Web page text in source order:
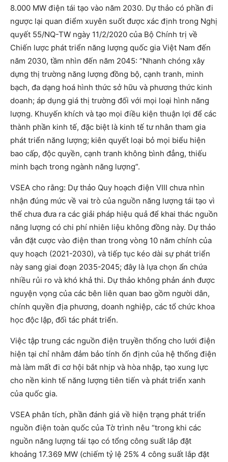
8.000 MW điện tái tạo vào năm 2030. Dự thảo có phần đi
ngược lại quan điểm xuyên suốt được xác định trong Nghị
quyết 55/NQ-TW ngày 11/2/2020 của Bộ Chính trị về
Chiến lược phát triển năng lượng quốc gia Việt Nam đến
năm 2030, tầm nhìn đến năm 2045: “Nhanh chóng xây
dựng thị trường năng lượng đồng bộ, cạnh tranh, minh
bạch, đa dạng hoá hình thức sở hữu và phương thức kinh
doanh; áp dụng giá thị trường đối với mọi loại hình năng
lượng. Khuyến khích và tạo mọi điều kiện thuận lợi để các
thành phần kinh tế, đặc biệt là kinh tế tư nhân tham gia
phát triển năng lượng; kiên quyết loại bỏ mọi biểu hiện
bao cấp, độc quyền, cạnh tranh không bình đẳng, thiếu
minh bạch trong ngành năng lượng”.
VSEA cho rằng: Dự thảo Quy hoạch điện VIII chưa nhìn
nhận đúng mức về vai trò của nguồn năng lượng tái tạo vì
thế chưa đưa ra các giải pháp hiệu quả để khai thác nguồn
năng lượng có chi phí nhiên liệu không đồng này. Dự thảo
vẫn đặt cược vào điện than trong vòng 10 năm chính của
quy hoạch (2021-2030), và tiếp tục kéo dài sự phát triển
này sang giai đoạn 2035-2045; đây là lựa chọn ẩn chứa
nhiều rủi ro và khó khả thi. Dự thảo không phản ánh được
nguyện vọng của các bên liên quan bao gồm người dân,
chính quyền địa phương, doanh nghiệp, các tổ chức khoa
học độc lập, đối tác phát triển.
Việc tập trung các nguồn điện truyền thống cho lưới điện
hiện tại chỉ nhằm đảm bảo tính ổn định của hệ thống điện
mà làm mất đi cơ hội bắt nhịp và hòa nhập, tạo xung lực
cho nền kinh tế năng lượng tiên tiến và phát triển xanh
của quốc gia.
VSEA phân tích, phần đánh giá về hiện trạng phát triển
nguồn điện toàn quốc của Tờ trình nêu “trong khi các
nguồn năng lượng tái tạo có tổng công suất lắp đặt
khoảng 17.369 MW (chiếm tỷ lệ 25% 4 công suất lắp đặt